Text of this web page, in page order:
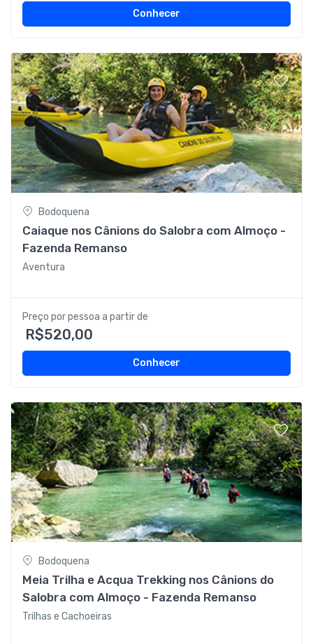
Conhecer
Bodoquena
Caiaque nos Cânions do Salobra com Almoço -
Fazenda Remanso
Aventura
Preço por pessoa a partir de
R$520,00
Conhecer
Bodoquena
Meia Trilha e Acqua Trekking nos Cânions do
Salobra com Almoço - Fazenda Remanso
Trilhas e Cachoeiras